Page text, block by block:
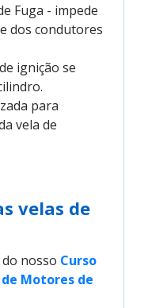
Fuga - impede
dos condutores
ignição se
para
vela de
velas de
nosso Curso
Motores de